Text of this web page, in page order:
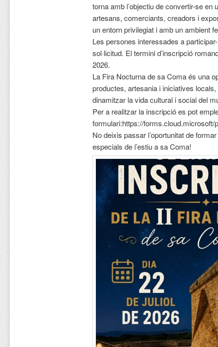
torna amb l’objectiu de convertir-se en
artesans, comerciants, creadors i
un entorn privilegiat i amb un ambient
Les persones interessades a
sol·licitud. El termini d’inscripció
2026.
La Fira Nocturna de sa Coma és una
productes, artesania i iniciatives
dinamitzar la vida cultural i social del
Per a realitzar la inscripció es pot
formulari:https://
No deixis passar l’oportunitat de
especials de l’estiu a sa Coma!